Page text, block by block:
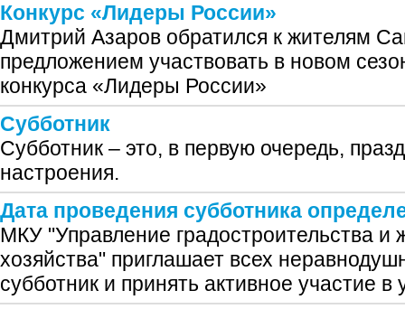
Конкурс «Лидеры России»
Дмитрий Азаров обратился к жителям
предложением участвовать в новом
конкурса «Лидеры России»
Субботник
Субботник – это, в первую очередь,
настроения.
Дата проведения субботника
МКУ "Управление градостроительства
хозяйства" приглашает всех
субботник и принять активное участие в